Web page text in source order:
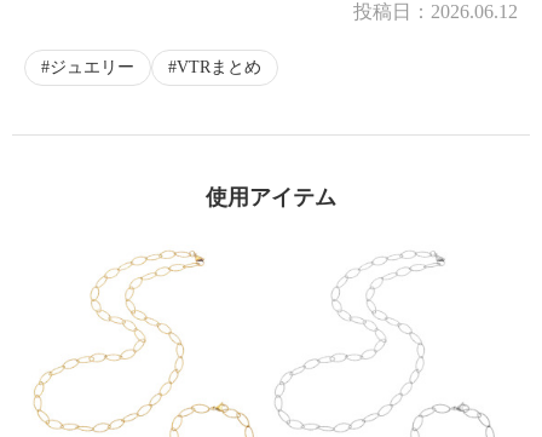
投稿日： 2026.06.12
ジュエリー VTRまとめ
使用アイテム